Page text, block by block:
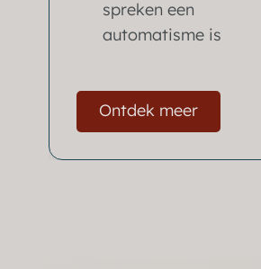
spreken een
automatisme is
Ontdek meer